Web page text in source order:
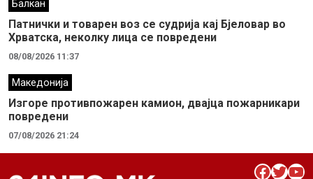
Балкан
Патнички и товарен воз се судрија кај Бјеловар во
Хрватска, неколку лица се повредени
08/08/2026 11:37
Македонија
Изгоре противпожарен камион, двајца пожарникари
повредени
07/08/2026 21:24
Facebook Twitter YouTube